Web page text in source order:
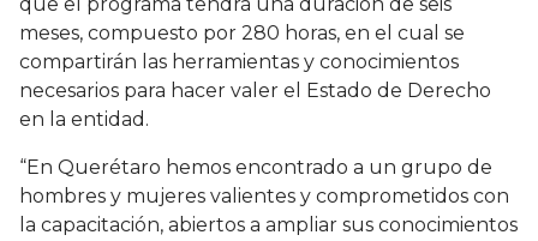
que el programa tendrá una duración de seis
meses, compuesto por 280 horas, en el cual se
compartirán las herramientas y conocimientos
necesarios para hacer valer el Estado de Derecho
en la entidad.
“En Querétaro hemos encontrado a un grupo de
hombres y mujeres valientes y comprometidos con
la capacitación, abiertos a ampliar sus conocimientos